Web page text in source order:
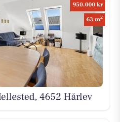
950.000 kr
63 m2
4652 Hårlev